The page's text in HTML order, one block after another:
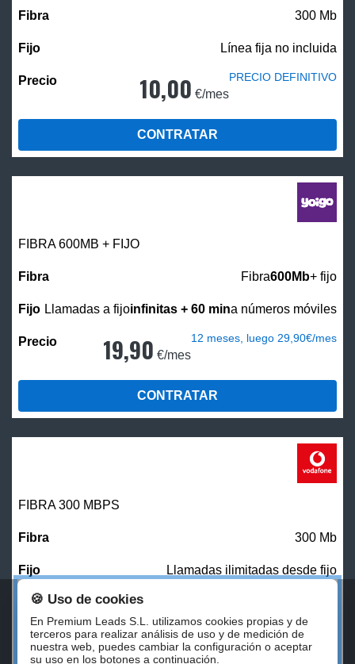
300 Mb
Línea fija no incluida
10,00 €/mes
PRECIO DEFINITIVO
CONTRATAR
FIBRA 600MB + FIJO
Fibra600Mb+ fijo
Llamadas a fijoinfinitas + 60 mina números móviles
19,90 €/mes
12 meses, luego 29,90€/mes
CONTRATAR
FIBRA 300 MBPS
300 Mb
Llamadas ilimitadas desde fijo
27,00 €/mes
CONTRATAR
🍪 Uso de cookies
En Premium Leads S.L. utilizamos cookies propias y de
terceros para realizar análisis de uso y de medición de
nuestra web, puedes cambiar la configuración o aceptar
su uso en los botones a continuación.